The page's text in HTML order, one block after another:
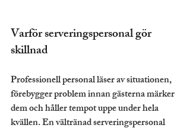
Varför serveringspersonal gör
skillnad
Professionell personal läser av situationen,
förebygger problem innan gästerna märker
dem och håller tempot uppe under hela
kvällen. En vältränad serveringspersonal